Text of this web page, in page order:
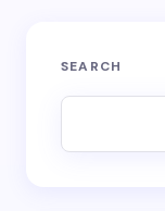
SEARCH